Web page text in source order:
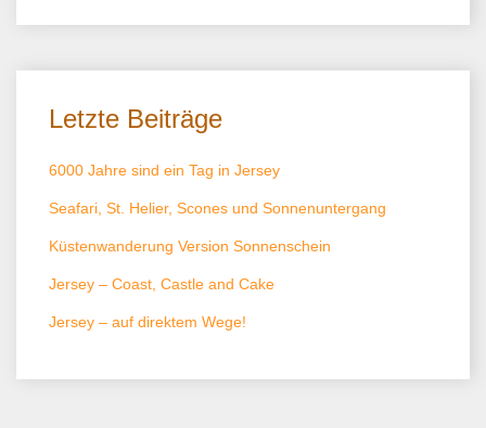
Letzte Beiträge
6000 Jahre sind ein Tag in Jersey
Seafari, St. Helier, Scones und Sonnenuntergang
Küstenwanderung Version Sonnenschein
Jersey – Coast, Castle and Cake
Jersey – auf direktem Wege!